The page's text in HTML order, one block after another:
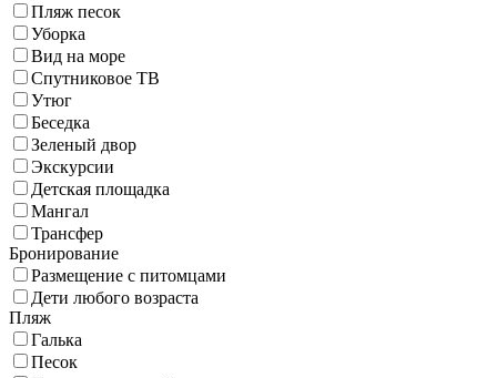
Пляж песок
Уборка
Вид на море
Спутниковое ТВ
Утюг
Беседка
Зеленый двор
Экскурсии
Детская площадка
Мангал
Трансфер
Бронирование
Размещение с питомцами
Дети любого возраста
Пляж
Галька
Песок